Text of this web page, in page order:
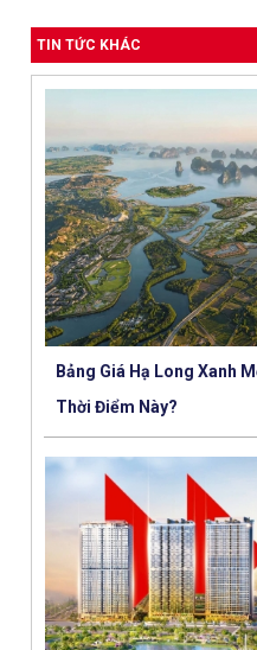
TIN TỨC KHÁC
Bảng Giá Hạ Long Xanh
Thời Điểm Này?